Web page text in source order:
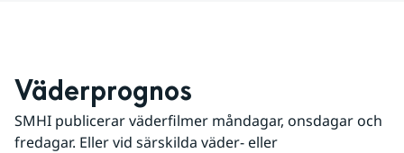
Väderprognos
SMHI publicerar väderfilmer måndagar, onsdagar och
fredagar. Eller vid särskilda väder- eller